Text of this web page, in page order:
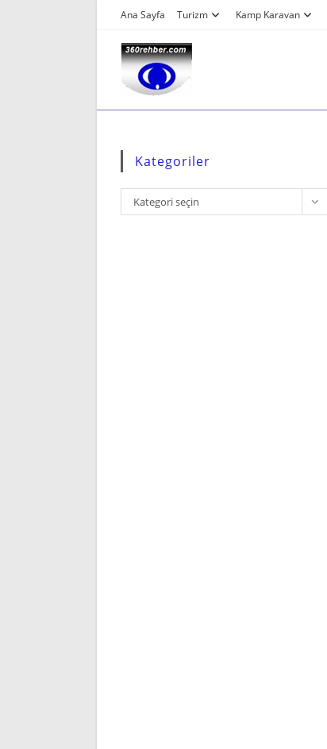
Ana Sayfa Turizm Kamp Karavan
Kategoriler
Kategoriler
Kategori seçin